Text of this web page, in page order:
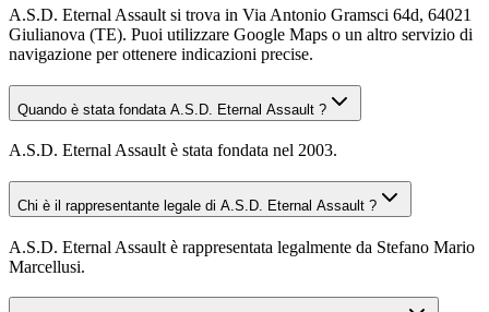
A.S.D. Eternal Assault si trova in Via Antonio Gramsci 64d, 64021
Giulianova (TE). Puoi utilizzare Google Maps o un altro servizio di
navigazione per ottenere indicazioni precise.
Quando è stata fondata A.S.D. Eternal Assault ?
A.S.D. Eternal Assault è stata fondata nel 2003.
Chi è il rappresentante legale di A.S.D. Eternal Assault ?
A.S.D. Eternal Assault è rappresentata legalmente da Stefano Mario
Marcellusi.